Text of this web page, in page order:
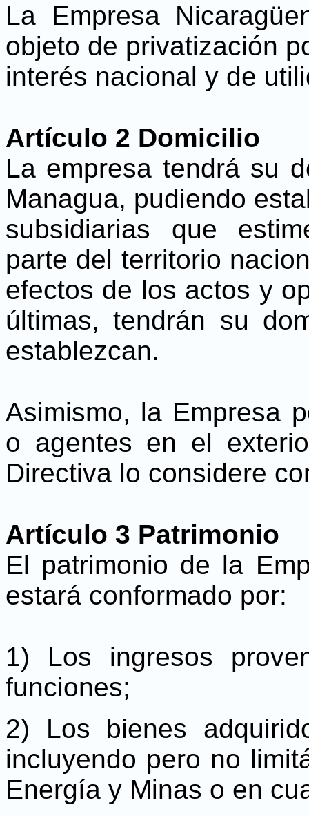
La Empresa
objeto de privatización
interés nacional y de
Artículo 2 Domicilio
La empresa tendrá su
Managua, pudiendo
subsidiarias que
parte del territorio
efectos de los actos y
últimas, tendrán su
establezcan.
Asimismo, la Empresa
o agentes en el
Directiva lo considere
Artículo 3 Patrimonio
El patrimonio de la
estará conformado por:
1) Los ingresos
funciones;
2) Los bienes
incluyendo pero no
Energía y Minas o en